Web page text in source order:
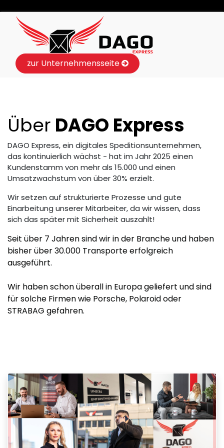
zur Unternehmensseite
Über DAGO Express
DAGO Express, ein digitales Speditionsunternehmen,
das kontinuierlich wächst - hat im Jahr 2025 einen
Kundenstamm von mehr als 15.000 und einen
Umsatzwachstum von über 30% erzielt.
Wir setzen auf strukturierte Prozesse und gute
Einarbeitung unserer Mitarbeiter, da wir wissen, dass
sich das später mit Sicherheit auszahlt!
Seit über 7 Jahren sind wir in der Branche und haben
bisher über 30.000 Transporte erfolgreich
ausgeführt.
Wir haben schon überall in Europa geliefert und sind
für solche Firmen wie Porsche, Polaroid oder
STRABAG gefahren.